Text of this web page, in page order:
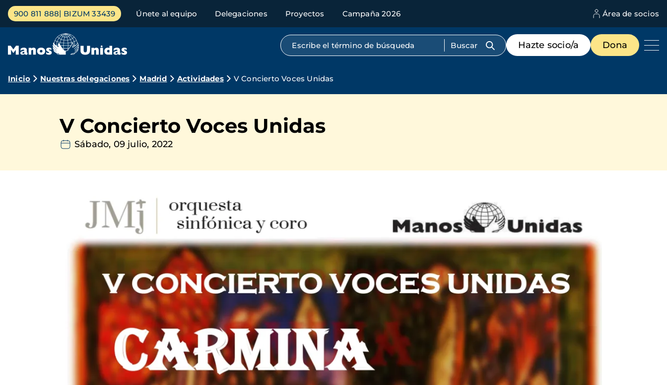
Pasar
contenido
Menú
principal
900 811 888 BIZUM 33439 Únete al equipo Delegaciones Proyectos Campaña 2026 Área de socios
Búsqueda por texto completo
Menú
de
destacados
Hazte socio/a Dona
Ruta
navegación
Inicio Nuestras delegaciones Madrid Actividades V Concierto Voces Unidas
V Concierto Voces Unidas
Sábado, 09 julio, 2022